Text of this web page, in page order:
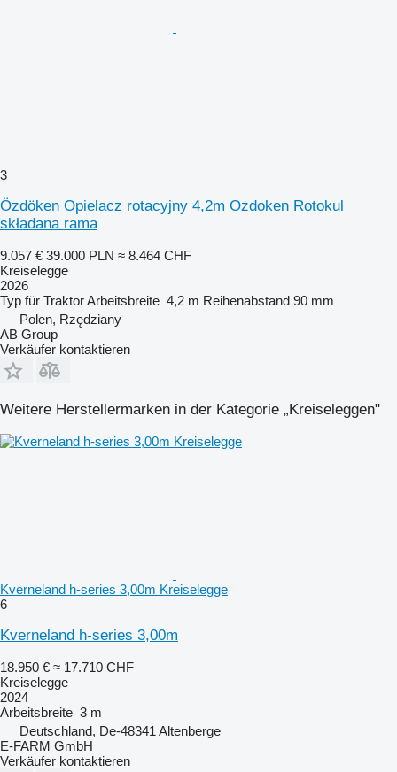
3
Özdöken Opielacz rotacyjny 4,2m Ozdoken Rotokul
składana rama
9.057 € 39.000 PLN ≈ 8.464 CHF
Kreiselegge
2026
Typ für TraktorArbeitsbreite 4,2 m Reihenabstand 90 mm
Polen, Rzędziany
AB Group
Verkäufer kontaktieren
Weitere Herstellermarken in der Kategorie „Kreiseleggen"
Kverneland h-series 3,00m Kreiselegge
6
Kverneland h-series 3,00m
18.950 € ≈ 17.710 CHF
Kreiselegge
2024
Arbeitsbreite 3 m
Deutschland, De-48341 Altenberge
E-FARM GmbH
Verkäufer kontaktieren